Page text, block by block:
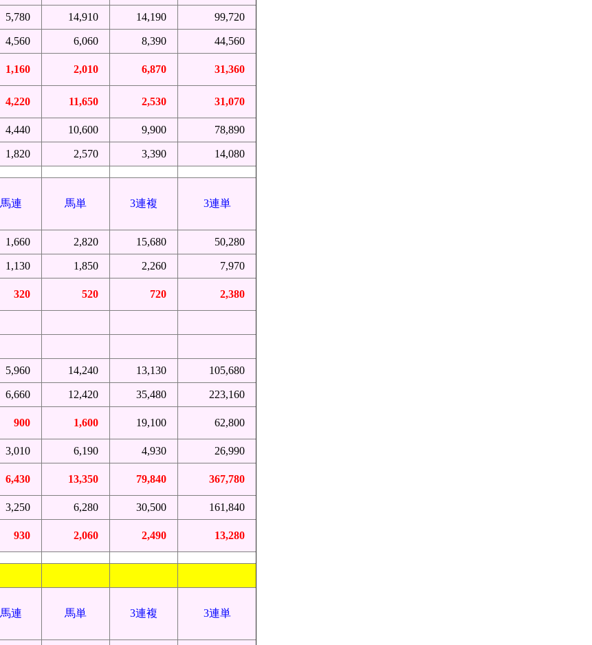
5,780 14,910 14,190 99,720
4,560 6,060 8,390 44,560
1,160 2,010 6,870 31,360
4,220 11,650 2,530 31,070
4,440 10,600 9,900 78,890
1,820 2,570 3,390 14,080
馬連
馬単 3連複
3連単
1,660 2,820 15,680 50,280
1,130 1,850 2,260 7,970
320 520 720 2,380
5,960 14,240 13,130 105,680
6,660 12,420 35,480 223,160
900 1,600 19,100 62,800
3,010 6,190 4,930 26,990
6,430 13,350 79,840 367,780
3,250 6,280 30,500 161,840
930 2,060 2,490 13,280
馬連
馬単 3連複
3連単